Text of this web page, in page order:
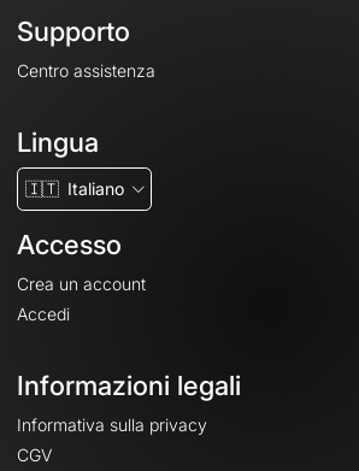
Supporto
Centro assistenza
Lingua
🇮🇹 Italiano
Accesso
Crea un account
Accedi
Informazioni legali
Informativa sulla privacy
CGV